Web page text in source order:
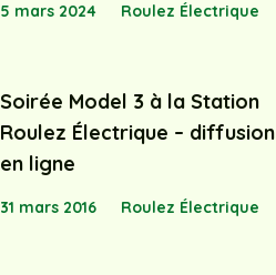
5 mars 2024 Roulez Électrique
Soirée Model 3 à la Station
Roulez Électrique – diffusion
en ligne
31 mars 2016 Roulez Électrique